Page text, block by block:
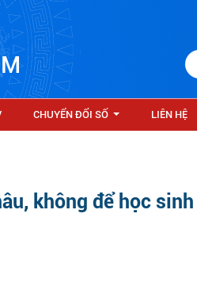
CHUYỂN ĐỔI SỐ LIÊN HỆ
không để học sinh